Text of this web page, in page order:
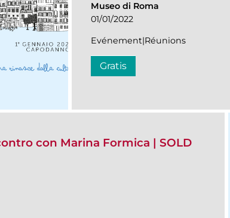
Museo di Roma
01/01/2022
Evénement|Réunions
Gratis
con Marina Formica | SOLD